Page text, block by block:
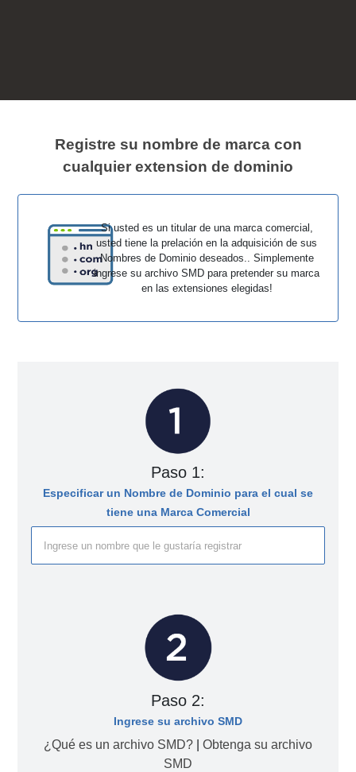
Registre su nombre de marca con
cualquier extension de dominio
Si usted es un titular de una marca comercial,
usted tiene la prelación en la adquisición de sus
Nombres de Dominio deseados.. Simplemente
ingrese su archivo SMD para pretender su marca
en las extensiones elegidas!
Paso 1:
Especificar un Nombre de Dominio para el cual se
tiene una Marca Comercial
Paso 2:
Ingrese su archivo SMD
¿Qué es un archivo SMD?
Obtenga su archivo
SMD